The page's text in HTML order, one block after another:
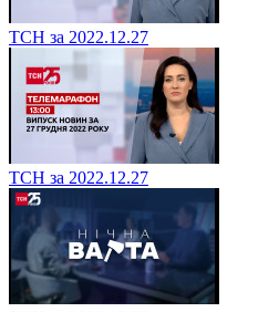
ТСН за 2022.12.27
ТСН за 2022.12.27